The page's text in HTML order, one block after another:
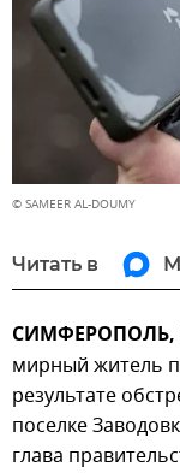
© SAMEER AL-DOUMY
Читать в
СИМФЕРОПОЛЬ,
мирный житель
результате
поселке
глава